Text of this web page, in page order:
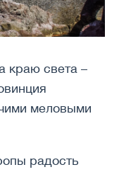
краю света –
меловыми
радость